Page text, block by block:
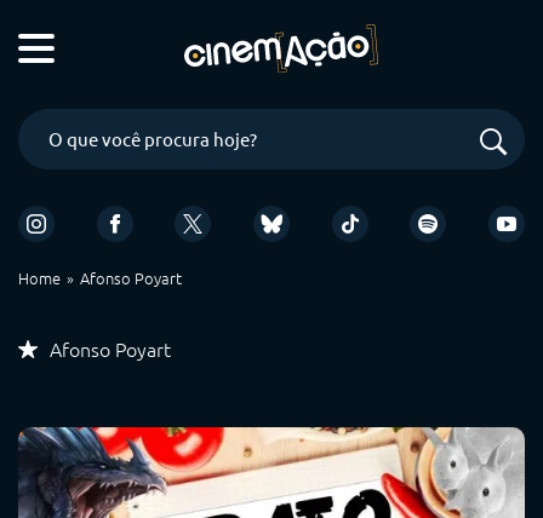
Home Afonso Poyart
Afonso Poyart